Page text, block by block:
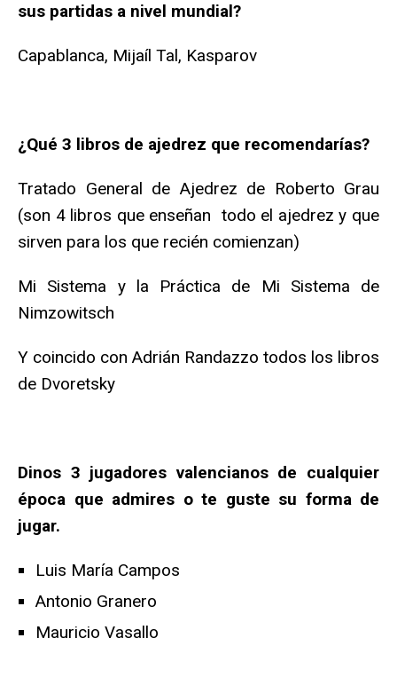
sus partidas a nivel mundial?
Capablanca, Mijaíl Tal, Kasparov
¿Qué 3 libros de ajedrez que recomendarías?
Tratado General de Ajedrez de Roberto Grau
(son 4 libros que enseñan todo el ajedrez y que
sirven para los que recién comienzan)
Mi Sistema y la Práctica de Mi Sistema de
Nimzowitsch
Y coincido con Adrián Randazzo todos los libros
de Dvoretsky
Dinos 3 jugadores valencianos de cualquier
época que admires o te guste su forma de
jugar.
Luis María Campos
Antonio Granero
Mauricio Vasallo